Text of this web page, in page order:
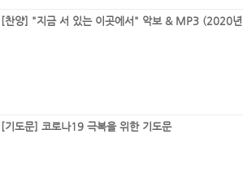
[기도문] 코로나19 극복을 위한 기도문